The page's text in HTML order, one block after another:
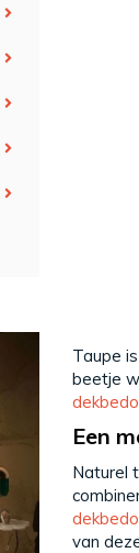
Taupe
beetje
Een
Naturel
van